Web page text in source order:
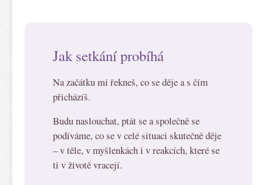
Jak setkání probíhá
Na začátku mi řekneš, co se děje a s čím
přicházíš.
Budu naslouchat, ptát se a společně se
podíváme, co se v celé situaci skutečně děje
– v těle, v myšlenkách i v reakcích, které se
ti v životě vracejí.